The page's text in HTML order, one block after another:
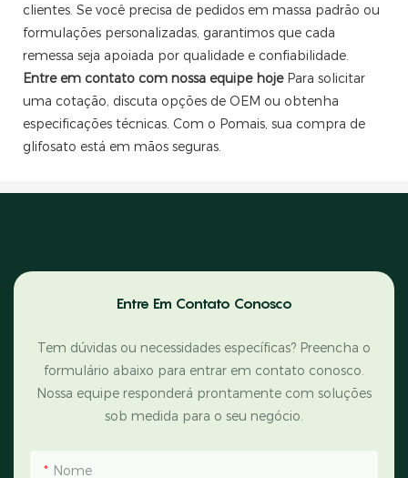
clientes. Se você precisa de pedidos em massa padrão ou
formulações personalizadas, garantimos que cada
remessa seja apoiada por qualidade e confiabilidade.
Entre em contato com nossa equipe hoje Para solicitar
uma cotação, discuta opções de OEM ou obtenha
especificações técnicas. Com o Pomais, sua compra de
glifosato está em mãos seguras.
Entre Em Contato Conosco
Tem dúvidas ou necessidades específicas? Preencha o
formulário abaixo para entrar em contato conosco.
Nossa equipe responderá prontamente com soluções
sob medida para o seu negócio.
Nome